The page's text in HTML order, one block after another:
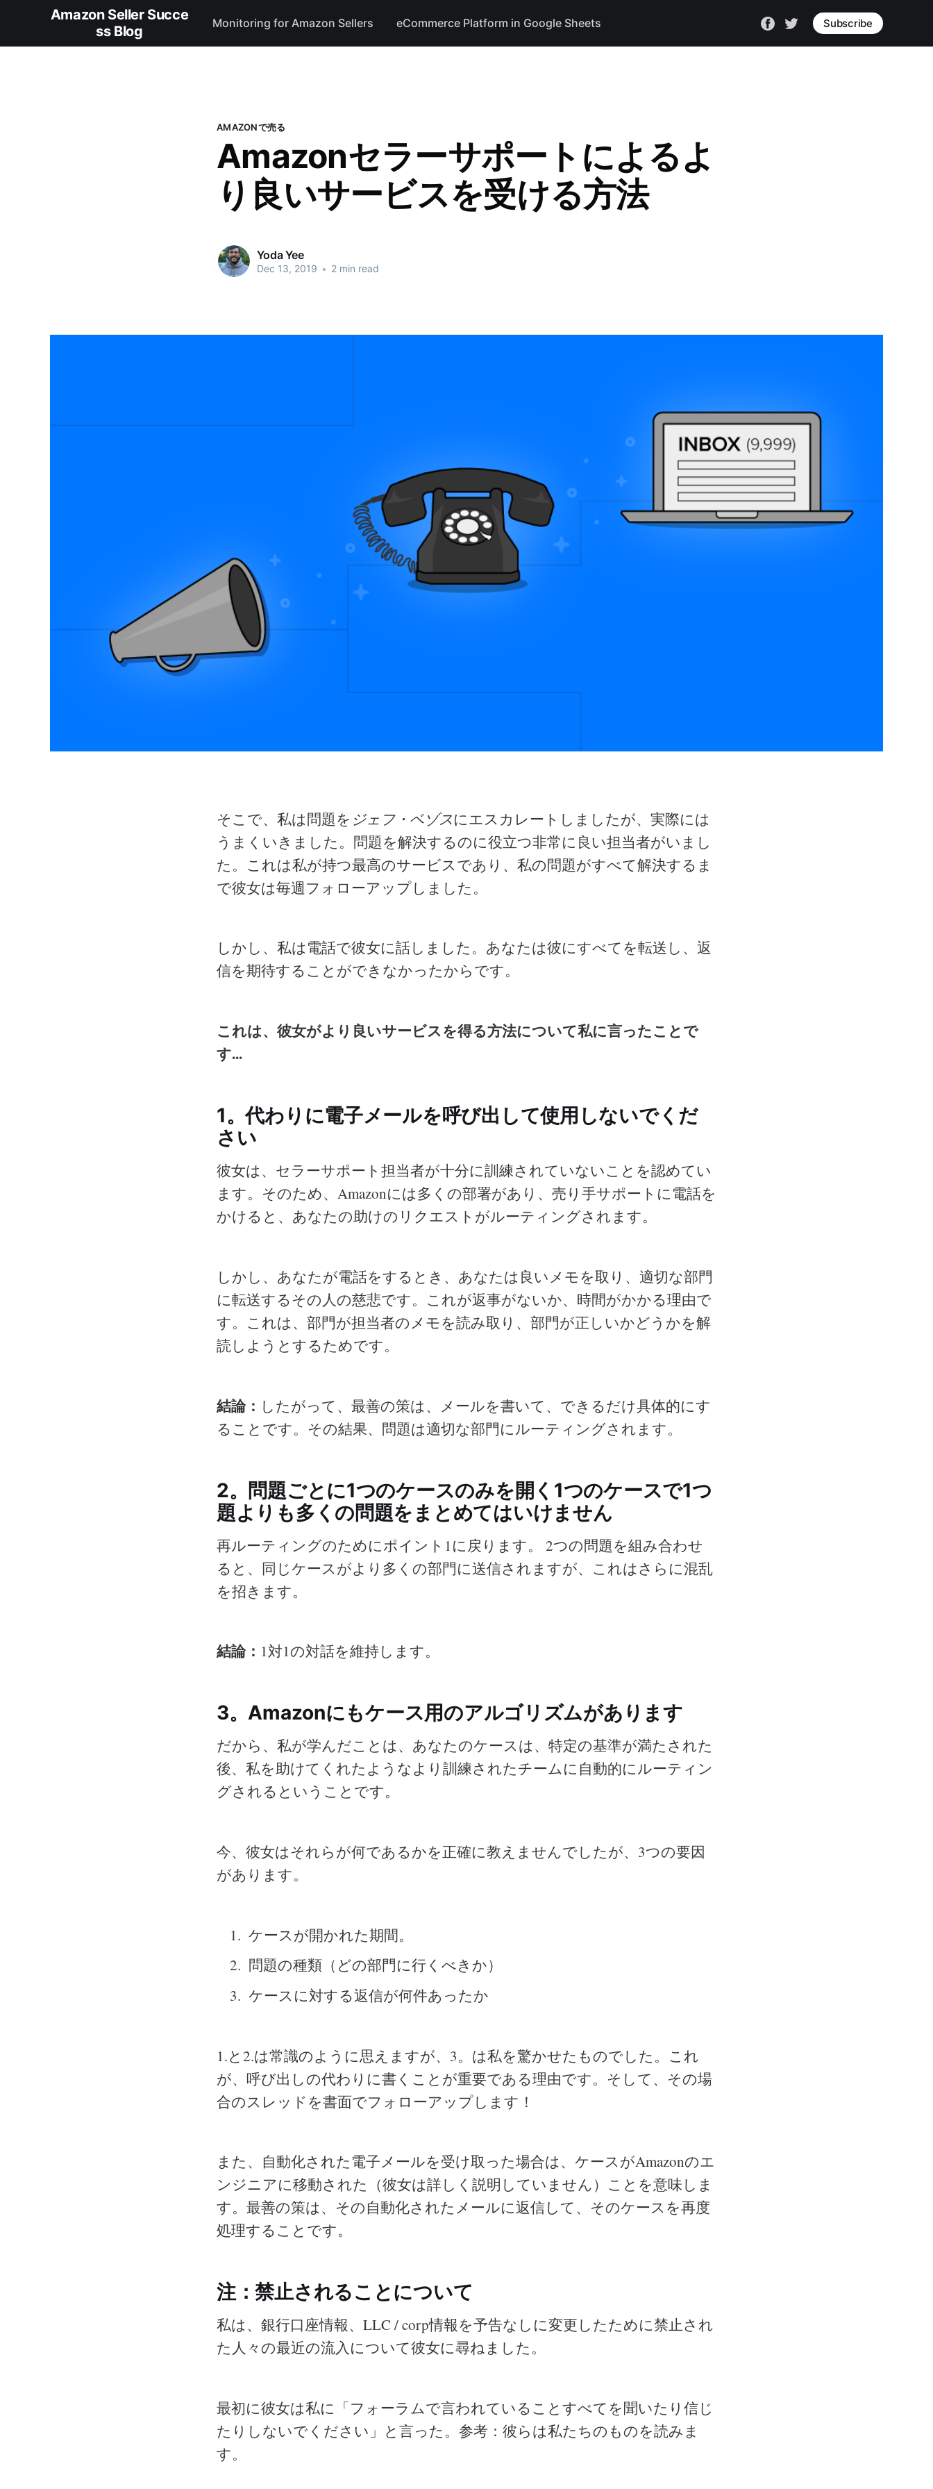
Amazon Seller Succe
ss Blog
Monitoring for Amazon Sellers eCommerce Platform in Google Sheets Subscribe
AMAZONで売る
Amazonセラーサポートによるよ
り良いサービスを受ける方法
Yoda Yee
Dec 13, 2019 • 2 min read
そこで、私は問題を ジェフ・ベゾスにエスカレートしましたが、実際には
うまくいきました。問題を解決するのに役立つ非常に良い担当者がいまし
た。これは私が持つ最高のサービスであり、私の問題がすべて解決するま
で彼女は毎週フォローアップしました。
しかし、私は電話で彼女に話しました。あなたは彼にすべてを転送し、返
信を期待することができなかったからです。
これは、彼女がより良いサービスを得る方法について私に言ったことで
す...
1。代わりに電子メールを呼び出して使用しないでくだ
さい
彼女は、セラーサポート担当者が十分に訓練されていないことを認めてい
ます。そのため、Amazonには多くの部署があり、売り手サポートに電話を
かけると、あなたの助けのリクエストがルーティングされます。
しかし、あなたが電話をするとき、あなたは良いメモを取り、適切な部門
に転送するその人の慈悲です。これが返事がないか、時間がかかる理由で
す。これは、部門が担当者のメモを読み取り、部門が正しいかどうかを解
読しようとするためです。
結論： したがって、最善の策は、メールを書いて、できるだけ具体的にす
ることです。その結果、問題は適切な部門にルーティングされます。
2。問題ごとに1つのケースのみを開く1つのケースで1つ
題よりも多くの問題をまとめてはいけません
再ルーティングのためにポイント1に戻ります。 2つの問題を組み合わせ
ると、同じケースがより多くの部門に送信されますが、これはさらに混乱
を招きます。
結論： 1対1の対話を維持します。
3。Amazonにもケース用のアルゴリズムがあります
だから、私が学んだことは、あなたのケースは、特定の基準が満たされた
後、私を助けてくれたようなより訓練されたチームに自動的にルーティン
グされるということです。
今、彼女はそれらが何であるかを正確に教えませんでしたが、3つの要因
があります。
ケースが開かれた期間。
問題の種類（どの部門に行くべきか）
ケースに対する返信が何件あったか
1.と2.は常識のように思えますが、3。は私を驚かせたものでした。これ
が、呼び出しの代わりに書くことが重要である理由です。そして、その場
合のスレッドを書面でフォローアップします！
また、自動化された電子メールを受け取った場合は、ケースがAmazonのエ
ンジニアに移動された（彼女は詳しく説明していません）ことを意味しま
す。最善の策は、その自動化されたメールに返信して、そのケースを再度
処理することです。
注：禁止されることについて
私は、銀行口座情報、LLC / corp情報を予告なしに変更したために禁止され
た人々の最近の流入について彼女に尋ねました。
最初に彼女は私に「フォーラムで言われていることすべてを聞いたり信じ
たりしないでください」と言った。参考：彼らは私たちのものを読みま
す。